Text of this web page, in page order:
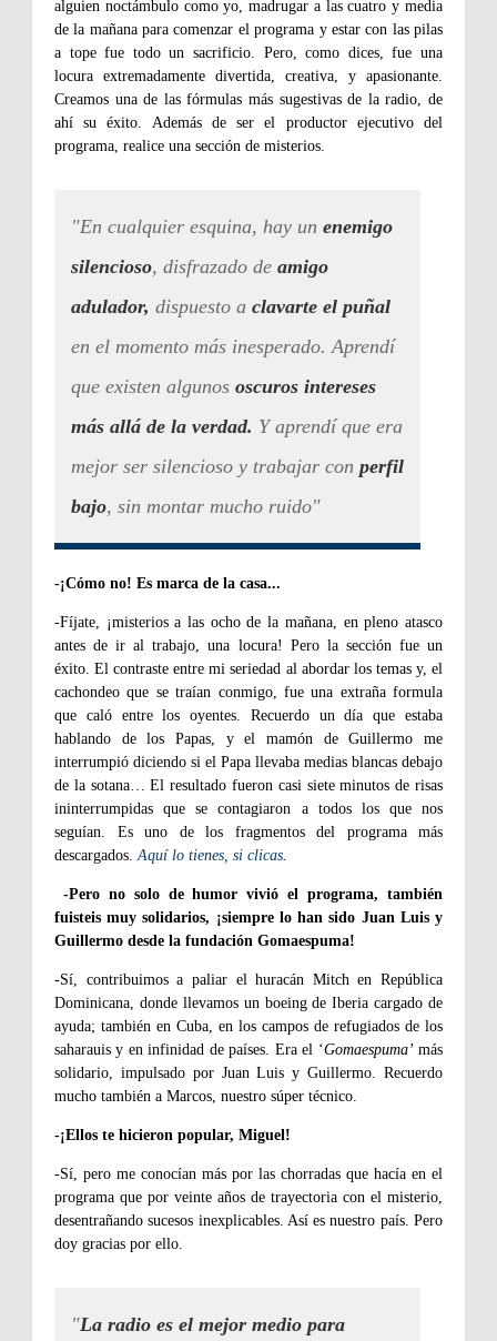
alguien noctámbulo como yo, madrugar a las cuatro y media
de la mañana para comenzar el programa y estar con las pilas
a tope fue todo un sacrificio. Pero, como dices, fue una
locura extremadamente divertida, creativa, y apasionante.
Creamos una de las fórmulas más sugestivas de la radio, de
ahí su éxito. Además de ser el productor ejecutivo del
programa, realice una sección de misterios.
"En cualquier esquina, hay un enemigo
silencioso, disfrazado de amigo
adulador, dispuesto a clavarte el puñal
en el momento más inesperado. Aprendí
que existen algunos oscuros intereses
más allá de la verdad. Y aprendí que era
mejor ser silencioso y trabajar con perfil
bajo, sin montar mucho ruido"
-¡Cómo no! Es marca de la casa...
-Fíjate, ¡misterios a las ocho de la mañana, en pleno atasco
antes de ir al trabajo, una locura! Pero la sección fue un
éxito . El contraste entre mi seriedad al abordar los temas y, el
cachondeo que se traían conmigo, fue una extraña formula
que caló entre los oyentes. Recuerdo un día que estaba
hablando de los Papas, y el mamón de Guillermo me
interrumpió diciendo si el Papa llevaba medias blancas debajo
de la sotana… El resultado fueron casi siete minutos de risas
ininterrumpidas que se contagiaron a todos los que nos
seguían . Es uno de los fragmentos del programa más
descargados. Aquí lo tienes, si clicas
-Pero no solo de humor vivió el programa, también
fuisteis muy solidarios, ¡siempre lo han sido Juan Luis y
Guillermo desde la fundación Gomaespuma!
-Sí, contribuimos a paliar el huracán Mitch en República
Dominicana, donde llevamos un boeing de Iberia cargado de
ayuda; también en Cuba, en los campos de refugiados de los
saharauis y en infinidad de países. Era el ‘Gomaespuma’más
solidario, impulsado por Juan Luis y Guillermo. Recuerdo
mucho también a Marcos, nuestro súper técnico.
-¡Ellos te hicieron popular, Miguel!
-Sí, pero me conocían más por las chorradas que hacía en el
programa que por veinte años de trayectoria con el misterio,
desentrañando sucesos inexplicables. Así es nuestro país. Pero
doy gracias por ello.
"La radio es el mejor medio para